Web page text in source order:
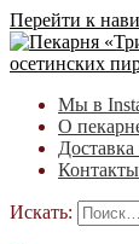
Перейти к
Мы в
О
Доставка
Контакты
Искать: